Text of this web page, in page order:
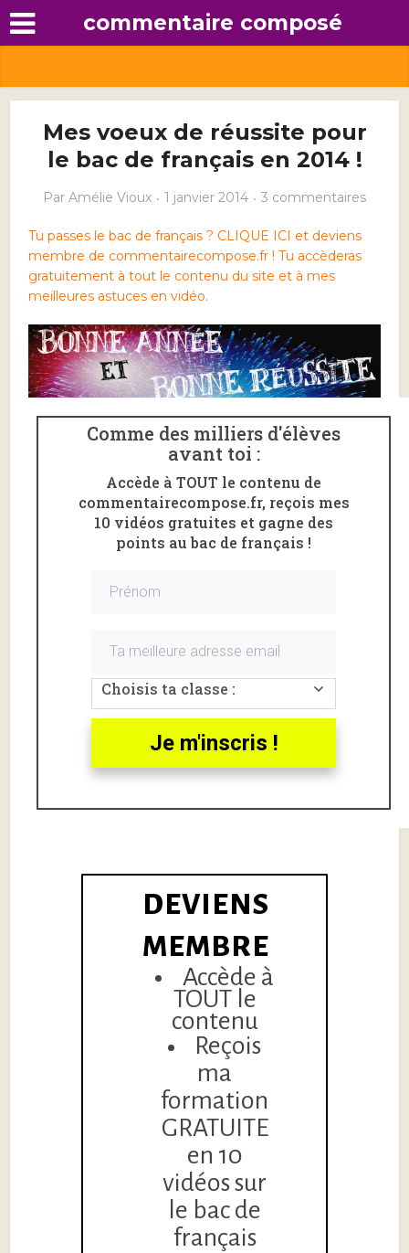
commentaire composé
Mes voeux de réussite pour
le bac de français en 2014 !
Par Amélie Vioux 1 janvier 2014 3 commentaires
Tu passes le bac de français ? CLIQUE ICI et deviens
membre de commentairecompose.fr ! Tu accèderas
gratuitement à tout le contenu du site et à mes
meilleures astuces en vidéo.
2014 ? Découvre :
La méthode pour l’oral de français
Et surtout, n’oublie pas de t’inscrire
à ma formation en vidéo dans le
formulaire ci-dessous (c’est
DEVIENS
MEMBRE
Accède à
TOUT le
contenu
Reçois
ma
formation
GRATUITE
en 10
vidéos sur
le bac de
français
Comme des milliers d'élèves
avant toi :
Accède à TOUT le contenu de
commentairecompose.fr, reçois mes
10 vidéos gratuites et gagne des
points au bac de français !
Choisis ta classe :
Je m'inscris !